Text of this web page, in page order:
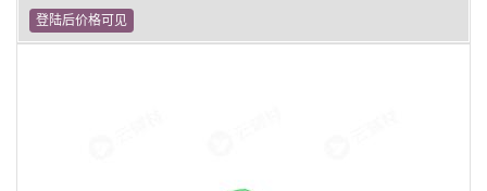
登陆后价格可见